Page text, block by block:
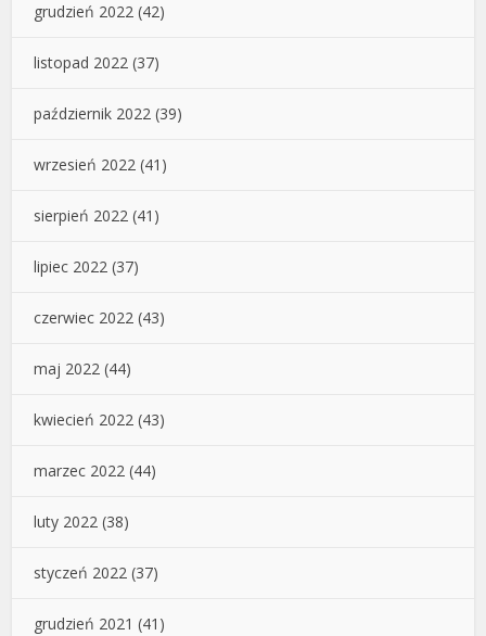
grudzień 2022 (42)
listopad 2022 (37)
październik 2022 (39)
wrzesień 2022 (41)
sierpień 2022 (41)
lipiec 2022 (37)
czerwiec 2022 (43)
maj 2022 (44)
kwiecień 2022 (43)
marzec 2022 (44)
luty 2022 (38)
styczeń 2022 (37)
grudzień 2021 (41)